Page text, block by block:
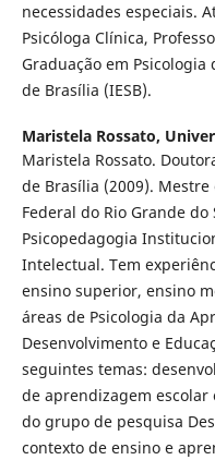
necessidades especiais.
Psicóloga Clínica,
Graduação em
de Brasília (IESB).
Maristela Rossato,
Maristela Rossato.
de Brasília (2009).
Federal do Rio Grande
Psicopedagogia
Intelectual. Tem
ensino superior, ensino
áreas de Psicologia da
Desenvolvimento e
seguintes temas:
de aprendizagem escolar
do grupo de pesquisa
contexto de ensino e